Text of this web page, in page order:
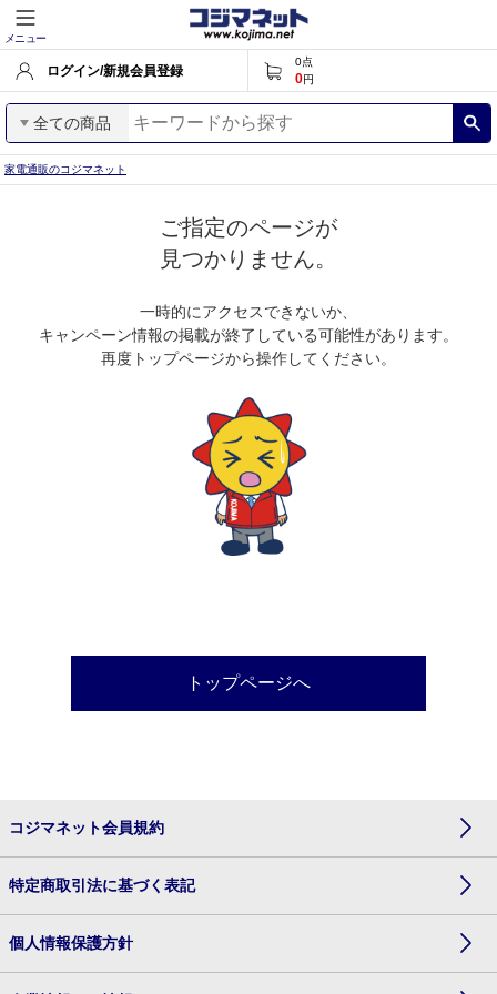
メニュー
ログイン/新規会員登録
0点
0円
全ての商品
家電通販のコジマネット
ご指定のページが
見つかりません。
一時的にアクセスできないか、
キャンペーン情報の掲載が終了している可能性があります。
再度トップページから操作してください。
トップページへ
コジマネット会員規約
特定商取引法に基づく表記
個人情報保護方針